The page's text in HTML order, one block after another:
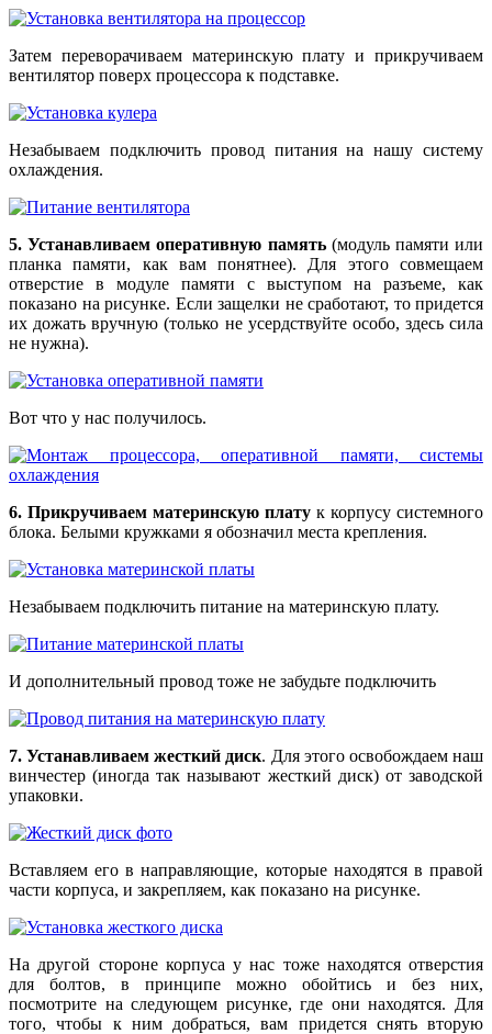
Затем переворачиваем материнскую плату и прикручиваем
вентилятор поверх процессора к подставке.
Незабываем подключить провод питания на нашу систему
охлаждения.
5. Устанавливаем оперативную память(модуль памяти или
планка памяти, как вам понятнее). Для этого совмещаем
отверстие в модуле памяти с выступом на разъеме, как
показано на рисунке. Если защелки не сработают, то придется
их дожать вручную (только не усердствуйте особо, здесь сила
не нужна).
Вот что у нас получилось.
6. Прикручиваем материнскую плату к корпусу системного
блока. Белыми кружками я обозначил места крепления.
Незабываем подключить питание на материнскую плату.
И дополнительный провод тоже не забудьте подключить
7. Устанавливаем жесткий диск. Для этого освобождаем наш
винчестер (иногда так называют жесткий диск) от заводской
упаковки.
Вставляем его в направляющие, которые находятся в правой
части корпуса, и закрепляем, как показано на рисунке.
На другой стороне корпуса у нас тоже находятся отверстия
для болтов, в принципе можно обойтись и без них,
посмотрите на следующем рисунке, где они находятся. Для
того, чтобы к ним добраться, вам придется снять вторую